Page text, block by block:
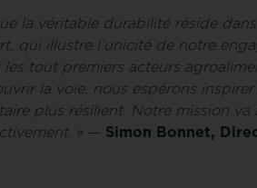
la véritable durabilité réside
qui illustre l’unicité de notre
tout premiers acteurs
la voie, nous espérons
plus résilient. Notre mission
» — Simon Bonnet,